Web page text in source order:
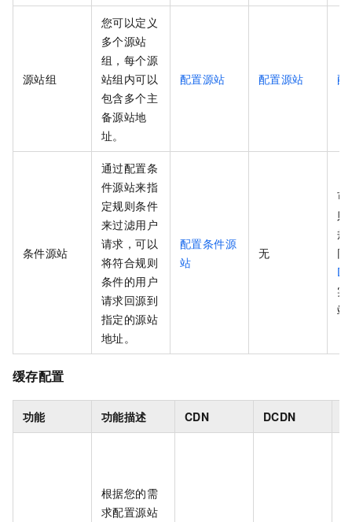
源站组
您可以定义
多个源站
组，每个源
站组内可以
包含多个主
备源站地
址。
配置源站 配置源站 配
条件源站
通过配置条
件源站来指
定规则条件
来过滤用户
请求，可以
将符合规则
条件的用户
请求回源到
指定的源站
地址。
配置条件源
站
无
可
则
规
同
实
站
缓存配置
功能 功能描述 CDN DCDN
根据您的需
求配置源站